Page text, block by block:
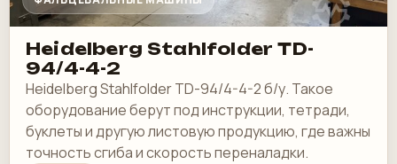
Heidelberg Stahlfolder TD-
94/4-4-2
Heidelberg Stahlfolder TD-94/4-4-2 б/у. Такое
оборудование берут под инструкции, тетради,
буклеты и другую листовую продукцию, где важны
точность сгиба и скорость переналадки.